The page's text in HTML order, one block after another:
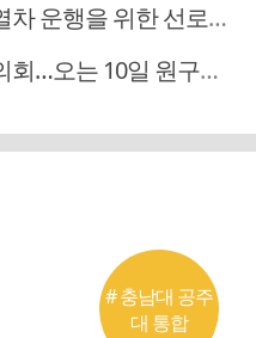
운행을 위한 선로관리
10일 원구성 다시 돌입
# 충남대 공주
대 통합